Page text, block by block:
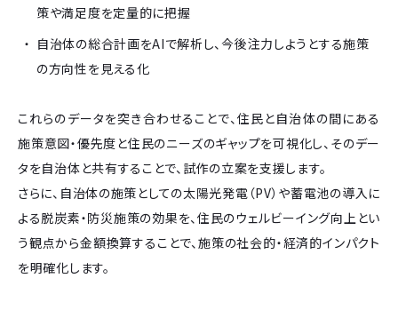
策や満足度を定量的に把握
自治体の総合計画をAIで解析し、今後注力しようとする施策
の方向性を見える化
これらのデータを突き合わせることで、住民と自治体の間にある
施策意図・優先度と住民のニーズのギャップを可視化し、そのデー
タを自治体と共有することで、試作の立案を支援します。
さらに、自治体の施策としての太陽光発電（PV）や蓄電池の導入に
よる脱炭素・防災施策の効果を、住民のウェルビーイング向上とい
う観点から金額換算することで、施策の社会的・経済的インパクト
を明確化します。